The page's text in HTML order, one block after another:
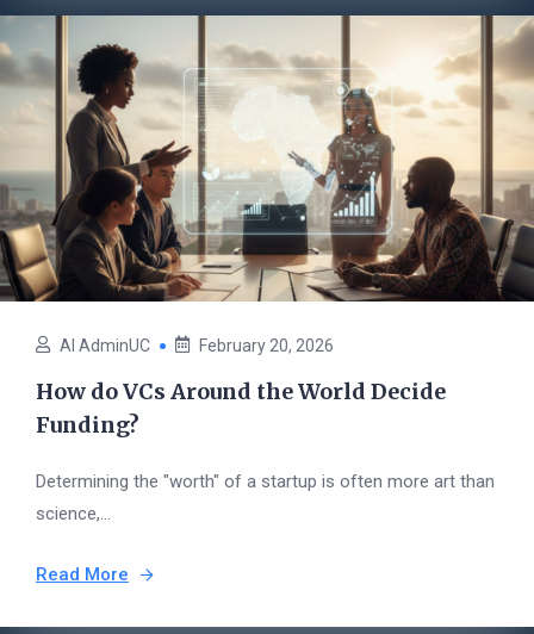
AI AdminUC February 20, 2026
How do VCs Around the World Decide
Funding?
Determining the "worth" of a startup is often more art than
science,...
Read More